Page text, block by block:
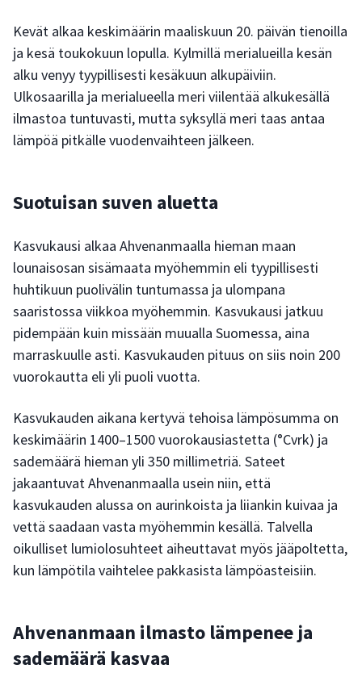
Kevät alkaa keskimäärin maaliskuun 20. päivän tienoilla
ja kesä toukokuun lopulla. Kylmillä merialueilla kesän
alku venyy tyypillisesti kesäkuun alkupäiviin.
Ulkosaarilla ja merialueella meri viilentää alkukesällä
ilmastoa tuntuvasti, mutta syksyllä meri taas antaa
lämpöä pitkälle vuodenvaihteen jälkeen.
Suotuisan suven aluetta
Kasvukausi alkaa Ahvenanmaalla hieman maan
lounaisosan sisämaata myöhemmin eli tyypillisesti
huhtikuun puolivälin tuntumassa ja ulompana
saaristossa viikkoa myöhemmin. Kasvukausi jatkuu
pidempään kuin missään muualla Suomessa, aina
marraskuulle asti. Kasvukauden pituus on siis noin 200
vuorokautta eli yli puoli vuotta.
Kasvukauden aikana kertyvä tehoisa lämpösumma on
keskimäärin 1400–1500 vuorokausiastetta (°Cvrk) ja
sademäärä hieman yli 350 millimetriä. Sateet
jakaantuvat Ahvenanmaalla usein niin, että
kasvukauden alussa on aurinkoista ja liiankin kuivaa ja
vettä saadaan vasta myöhemmin kesällä. Talvella
oikulliset lumiolosuhteet aiheuttavat myös jääpoltetta,
kun lämpötila vaihtelee pakkasista lämpöasteisiin.
Ahvenanmaan ilmasto lämpenee ja
sademäärä kasvaa